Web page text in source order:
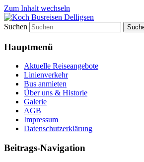
Zum Inhalt wechseln
Koch Busreisen
Koch Busreisen bietet
Urlaubsfahrten sowie
Schulbusverkehr
Suchen
Hauptmenü
Aktuelle Reiseangebote
Linienverkehr
Bus anmieten
Über uns & Historie
Galerie
AGB
Impressum
Datenschutzerklärung
Beitrags-Navigation